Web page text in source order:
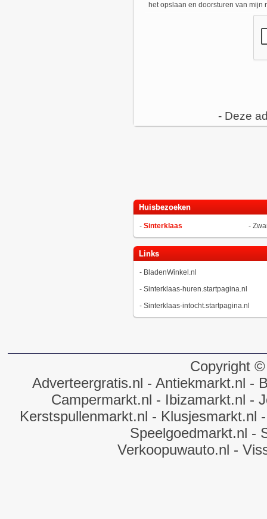
het opslaan en doorsturen van
- Deze
Huisbezoeken
- Sinterklaas -
Links
- BladenWinkel.nl
- Sinterklaas-huren.startpagina.nl
- Sinterklaas-intocht.startpagina.nl
Copyright
Adverteergratis.nl - Antiekmarkt.nl -
Campermarkt.nl - Ibizamarkt.nl -
Kerstspullenmarkt.nl - Klusjesmarkt.nl
Speelgoedmarkt.nl -
Verkoopuwauto.nl -